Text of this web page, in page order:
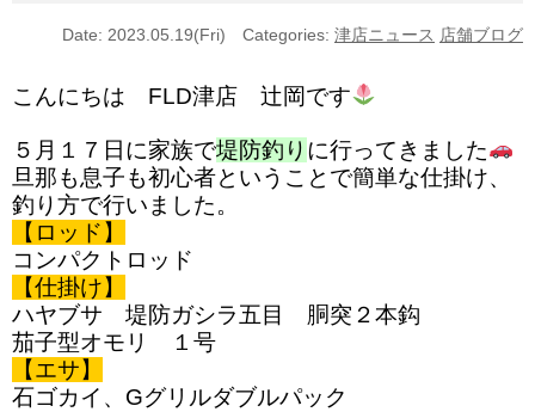
Date: 2023.05.19(Fri) Categories: 津店ニュース 店舗ブログ
こんにちは FLD津店 辻岡です
５月１７日に家族で堤防釣り に行ってきました
旦那も息子も初心者ということで簡単な仕掛け、
釣り方で行いました。
【ロッド】
コンパクトロッド
【仕掛け】
ハヤブサ 堤防ガシラ五目 胴突２本鈎
茄子型オモリ １号
【エサ】
石ゴカイ、Gグリルダブルパック